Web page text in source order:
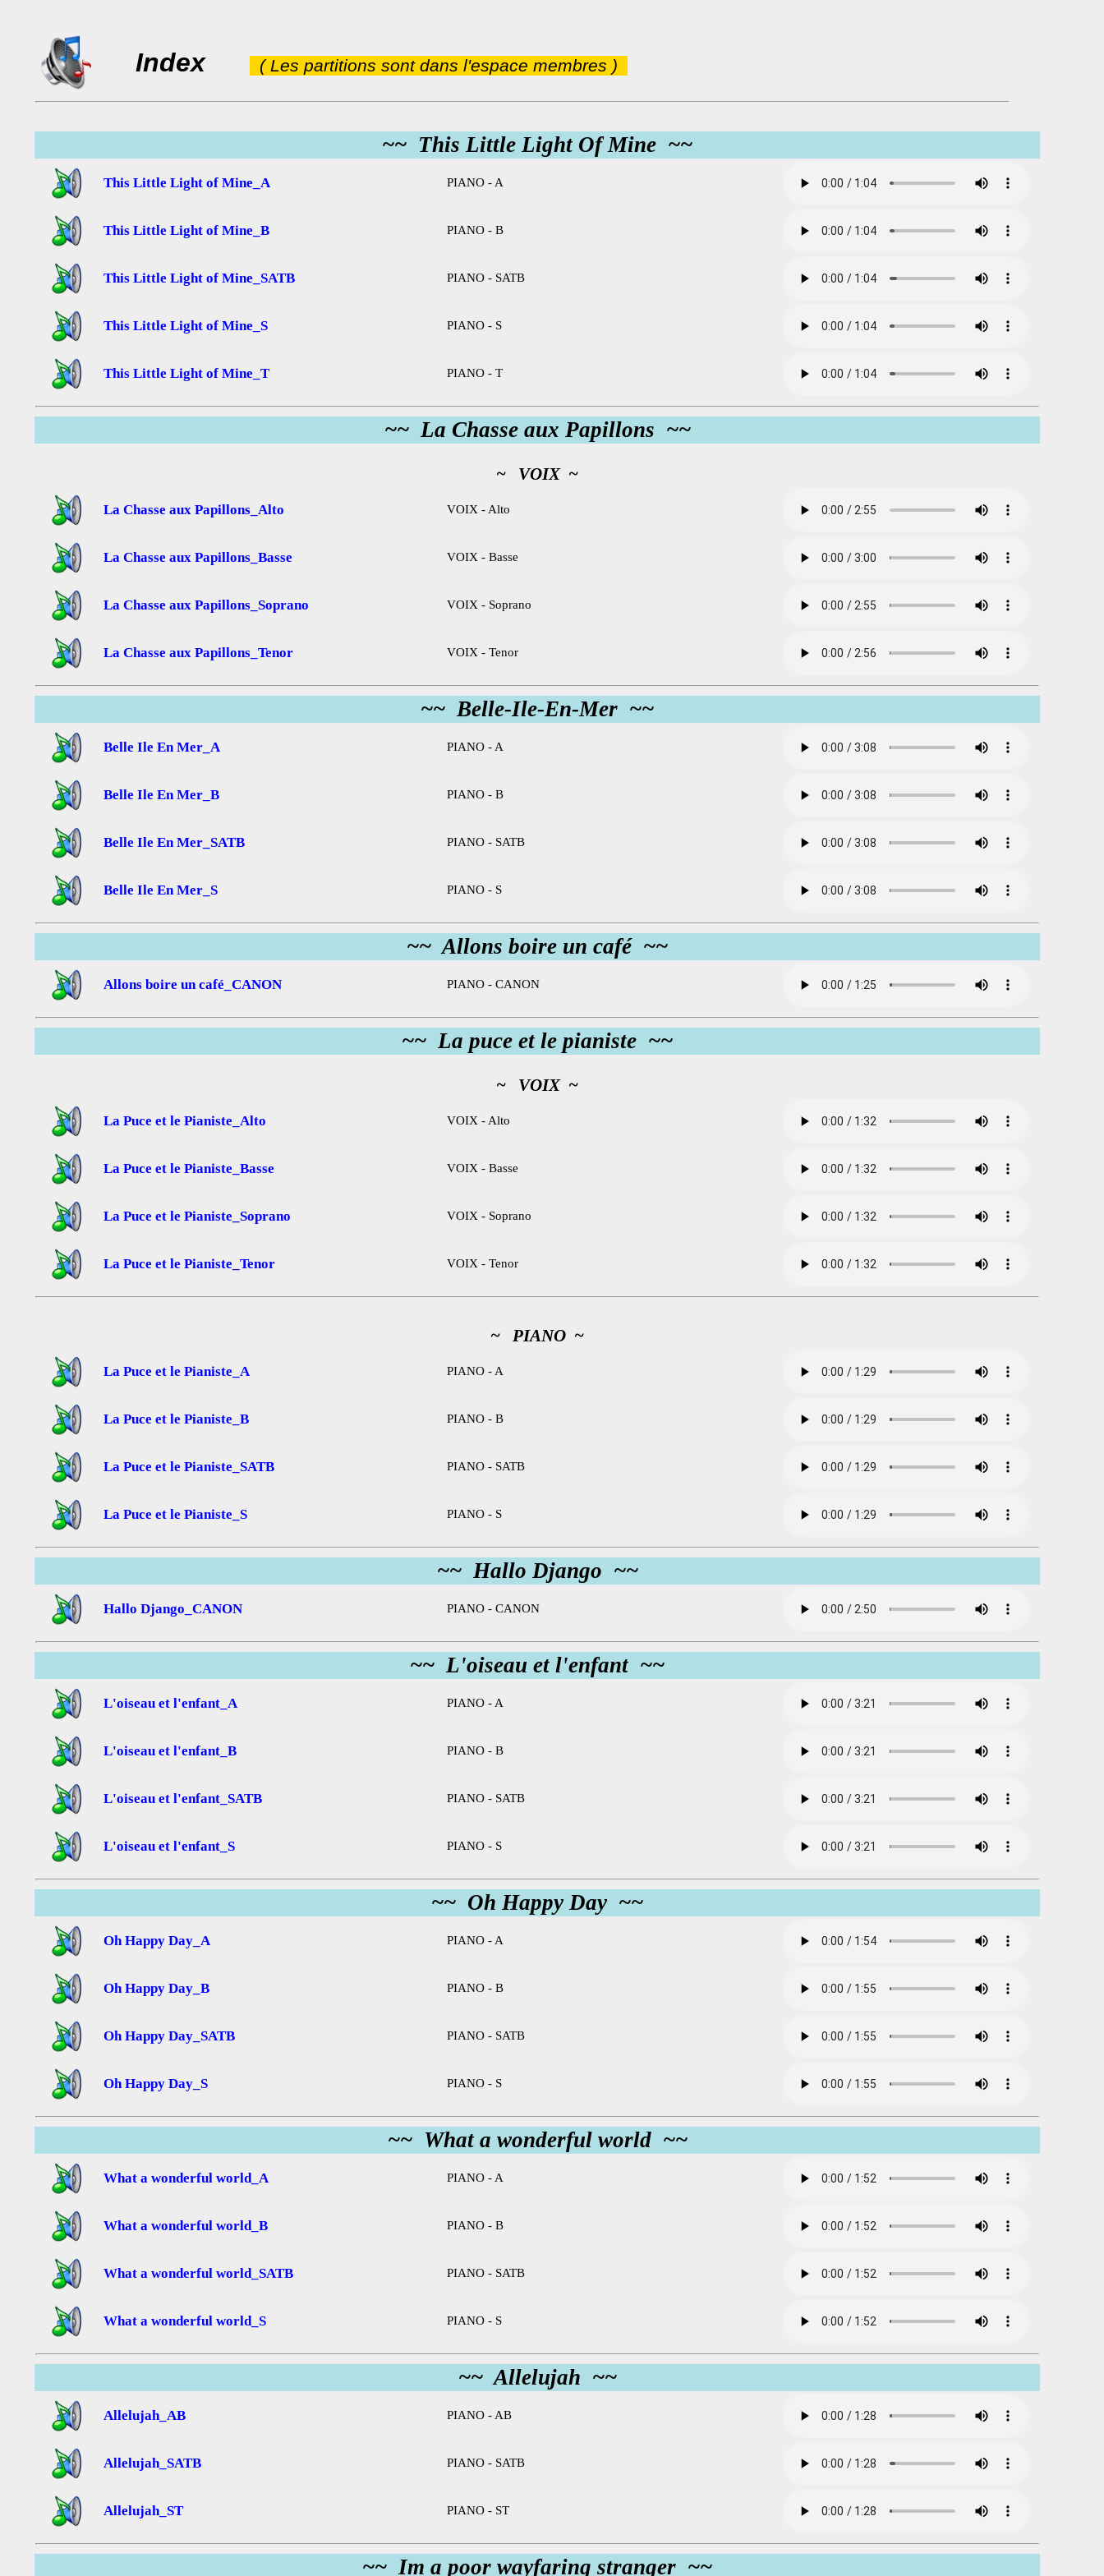
Index ( Les partitions sont dans l'espace membres )
~~ This Little Light Of Mine ~~
This Little Light of Mine_A PIANO - A
This Little Light of Mine_B PIANO - B
This Little Light of Mine_SATB PIANO - SATB
This Little Light of Mine_S PIANO - S
This Little Light of Mine_T PIANO - T
~~ La Chasse aux Papillons ~~
~ VOIX ~
La Chasse aux Papillons_Alto VOIX - Alto
La Chasse aux Papillons_Basse VOIX - Basse
La Chasse aux Papillons_Soprano VOIX - Soprano
La Chasse aux Papillons_Tenor VOIX - Tenor
~~ Belle-Ile-En-Mer ~~
Belle Ile En Mer_A PIANO - A
Belle Ile En Mer_B PIANO - B
Belle Ile En Mer_SATB PIANO - SATB
Belle Ile En Mer_S PIANO - S
~~ Allons boire un café ~~
Allons boire un café_CANON PIANO - CANON
~~ La puce et le pianiste ~~
~ VOIX ~
La Puce et le Pianiste_Alto VOIX - Alto
La Puce et le Pianiste_Basse VOIX - Basse
La Puce et le Pianiste_Soprano VOIX - Soprano
La Puce et le Pianiste_Tenor VOIX - Tenor
~ PIANO ~
La Puce et le Pianiste_A PIANO - A
La Puce et le Pianiste_B PIANO - B
La Puce et le Pianiste_SATB PIANO - SATB
La Puce et le Pianiste_S PIANO - S
~~ Hallo Django ~~
Hallo Django_CANON PIANO - CANON
~~ L'oiseau et l'enfant ~~
L'oiseau et l'enfant_A PIANO - A
L'oiseau et l'enfant_B PIANO - B
L'oiseau et l'enfant_SATB PIANO - SATB
L'oiseau et l'enfant_S PIANO - S
~~ Oh Happy Day ~~
Oh Happy Day_A PIANO - A
Oh Happy Day_B PIANO - B
Oh Happy Day_SATB PIANO - SATB
Oh Happy Day_S PIANO - S
~~ What a wonderful world ~~
What a wonderful world_A PIANO - A
What a wonderful world_B PIANO - B
What a wonderful world_SATB PIANO - SATB
What a wonderful world_S PIANO - S
~~ Allelujah ~~
Allelujah_AB PIANO - AB
Allelujah_SATB PIANO - SATB
Allelujah_ST PIANO - ST
~~ Im a poor wayfaring stranger ~~